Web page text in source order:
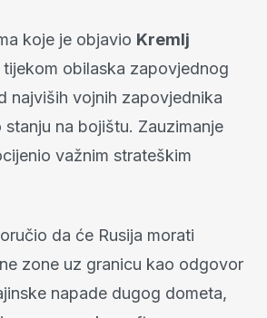
koje je objavio Kremlj
obilaska zapovjednog
najviših vojnih zapovjednika
na bojištu. Zauzimanje
važnim strateškim
da će Rusija morati
zone uz granicu kao odgovor
napade dugog dometa,